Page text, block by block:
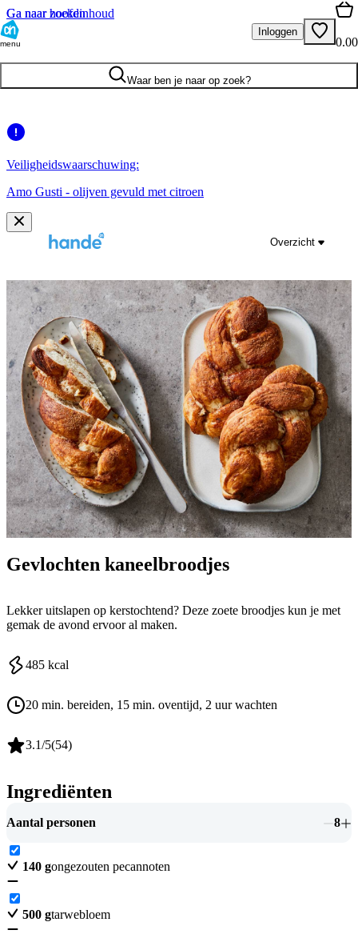
Ga naar hoofdinhoud
Ga naar zoeken
menu
Inloggen
0.00
Waar ben je naar op zoek?
Veiligheidswaarschuwing:
Amo Gusti - olijven gevuld met citroen
Overzicht
Gevlochten kaneelbroodjes
Lekker uitslapen op kerstochtend? Deze zoete broodjes kun je met
gemak de avond ervoor al maken.
485 kcal
20 min. bereiden, 15 min. oventijd, 2 uur wachten
3.1/5(54)
Ingrediënten
Aantal personen 8
140 gongezouten pecannoten
500 gtarwebloem